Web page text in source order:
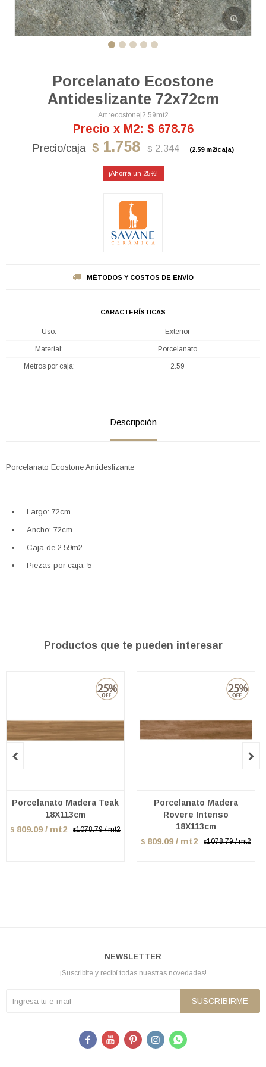
Porcelanato Ecostone
Antideslizante 72x72cm
ecostone|2.59mt2
Precio x M2: $ 678.76
$ 1.758 $ 2.344 (2.59 m2/caja)
25
MÉTODOS Y COSTOS DE ENVÍO
CARACTERÍSTICAS
Uso Exterior
Material Porcelanato
Metros por caja 2.59
Descripción
Porcelanato Ecostone Antideslizante
Largo: 72cm
Ancho: 72cm
Caja de 2.59m2
Piezas por caja: 5
Productos que te pueden interesar
Porcelanato Madera Teak
18X113cm
$ 809.09 / mt2 $1078.79 / mt2
Porcelanato Madera
Rovere Intenso
18X113cm
$ 809.09 / mt2 $1078.79 / mt2
 
NEWSLETTER
¡Suscribite y recibí todas nuestras novedades!
SUSCRIBIRME
    